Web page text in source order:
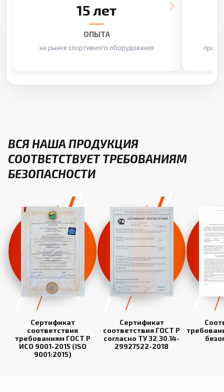
15 лет
ОПЫТА
на рынке спортивного оборудования
ВСЯ НАША ПРОДУКЦИЯ
СООТВЕТСТВУЕТ ТРЕБОВАНИЯМ
БЕЗОПАСНОСТИ
Сертификат
соответствия
требованиям ГОСТ Р
ИСО 9001-2015 (ISO
9001:2015)
Сертификат
соответствия ГОСТ Р
согласно ТУ 32.30.14-
29927522-2018